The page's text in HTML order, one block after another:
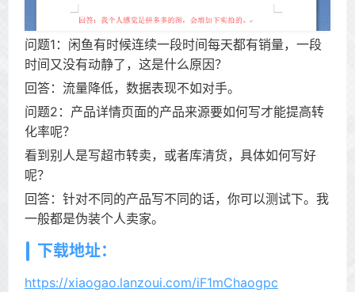
问题1：闲鱼有时候连续一段时间每天都有销量，一段
时间又没有动静了，这是什么原因？
回答：流量降低，数据表现不如对手。
问题2：产品详情页面的产品来源要如何写才能提高转
化率呢？
看到别人是写超市转卖，或者库清货，具体如何写好
呢？
回答：针对不同的产品写不同的话，你可以测试下。我
一般都是伪装个人卖家。
下载地址：
https://xiaogao.lanzoui.com/iF1mChaogpc